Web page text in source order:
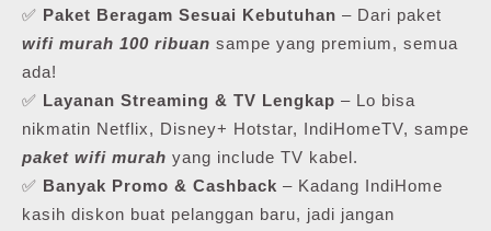
✅ Paket Beragam Sesuai Kebutuhan – Dari paket
wifi murah 100 ribuan sampe yang premium, semua
ada!
✅ Layanan Streaming & TV Lengkap – Lo bisa
nikmatin Netflix, Disney+ Hotstar, IndiHomeTV, sampe
paket wifi murah yang include TV kabel.
✅ Banyak Promo & Cashback – Kadang IndiHome
kasih diskon buat pelanggan baru, jadi jangan